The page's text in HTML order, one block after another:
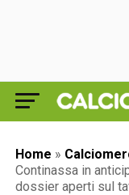
Home »
Continassa in
dossier aperti sul